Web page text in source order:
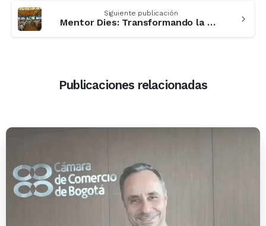
Siguiente publicación
Mentor Dies: Transformando la Mentalidad Estratégica en el Deporte
Publicaciones relacionadas